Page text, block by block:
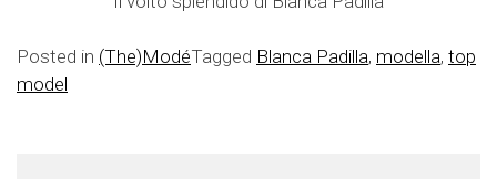
Posted in (The)ModéTagged Blanca Padilla, modella, top
model